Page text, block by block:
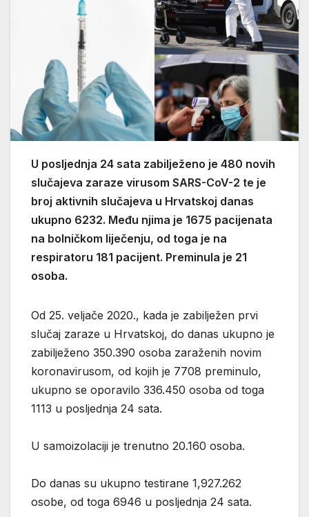
U posljednja 24 sata zabilježeno je 480 novih
slučajeva zaraze virusom SARS-CoV-2 te je
broj aktivnih slučajeva u Hrvatskoj danas
ukupno 6232. Među njima je 1675 pacijenata
na bolničkom liječenju, od toga je na
respiratoru 181 pacijent. Preminula je 21
osoba.
Od 25. veljače 2020., kada je zabilježen prvi
slučaj zaraze u Hrvatskoj, do danas ukupno je
zabilježeno 350.390 osoba zaraženih novim
koronavirusom, od kojih je 7708 preminulo,
ukupno se oporavilo 336.450 osoba od toga
1113 u posljednja 24 sata.
U samoizolaciji je trenutno 20.160 osoba.
Do danas su ukupno testirane 1,927.262
osobe, od toga 6946 u posljednja 24 sata.